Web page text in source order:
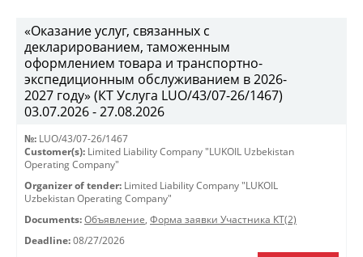
«Оказание услуг, связанных с
декларированием, таможенным
оформлением товара и транспортно-
экспедиционным обслуживанием в 2026-
2027 году» (КТ Услуга LUO/43/07-26/1467)
03.07.2026 - 27.08.2026
№: LUO/43/07-26/1467
Customer(s): Limited Liability Company "LUKOIL Uzbekistan
Operating Company"
Organizer of tender: Limited Liability Company "LUKOIL
Uzbekistan Operating Company"
Documents: Объявление, Форма заявки Участника КТ(2)
Deadline: 08/27/2026